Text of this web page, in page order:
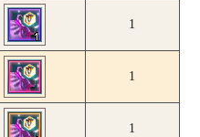
1
1
1